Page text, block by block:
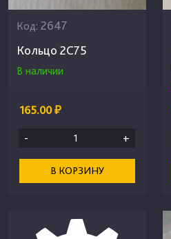
Код: 2647
Кольцо 2С75
В наличии
165.00 ₽
- +
В КОРЗИНУ